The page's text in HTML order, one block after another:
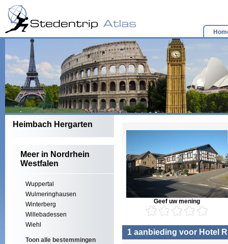
Heimbach Hergarten
Meer in Nordrhein
Westfalen
Wuppertal
Wulmeringhausen
Winterberg
Willebadessen
Wiehl
Toon alle bestemmingen
Geef uw mening
1 aanbieding voor Hotel